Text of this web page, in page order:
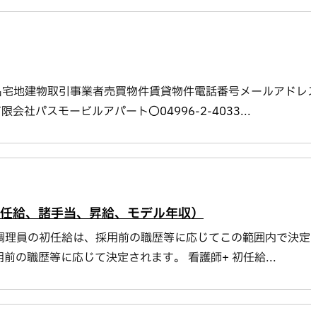
地建物取引事業者売買物件賃貸物件電話番号メールアド
会社パスモービルアパート〇04996-2-4033...
給、諸手当、昇給、モデル年収）
の初任給は、採用前の職歴等に応じてこの範囲内で決
の職歴等に応じて決定されます。 看護師+ 初任給...